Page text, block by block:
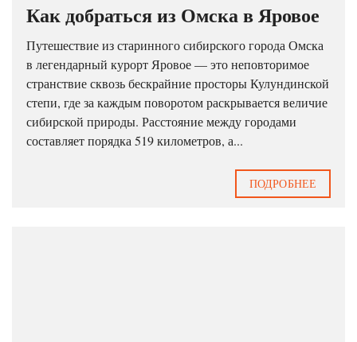
Как добраться из Омска в Яровое
Путешествие из старинного сибирского города Омска
в легендарный курорт Яровое — это неповторимое
странствие сквозь бескрайние просторы Кулундинской
степи, где за каждым поворотом раскрывается величие
сибирской природы. Расстояние между городами
составляет порядка 519 километров, а...
ПОДРОБНЕЕ